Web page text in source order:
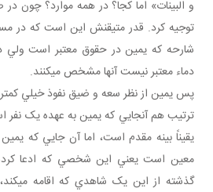
و البينات» اما کجا؟ در همه موارد؟ چون
توجيه کرد. قدر متيقنش اين است که در
شارحه که يمين در حقوق معتبر است ولي
دماء معتبر نيست آنها مشخص مي کنند.
پس يمين از نظر سعه و ضيق نفوذ خيلي کمتر
ترتيب هم آنجايي که يمين به عهده يک نفر
يقيناً بينه مقدم است، اما آن جايي که
معين است يعني اين شخصي که ادعا
گذشته از اين يک شاهدي که اقامه مي